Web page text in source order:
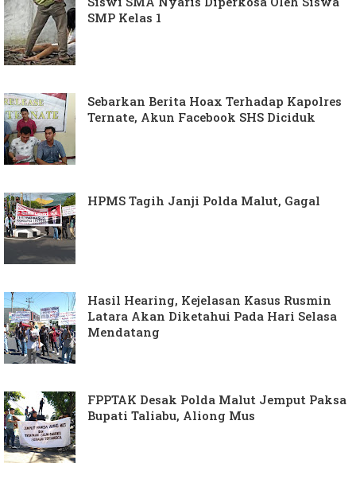
SMP Kelas 1
Sebarkan Berita Hoax Terhadap Kapolres
Ternate, Akun Facebook SHS Diciduk
HPMS Tagih Janji Polda Malut, Gagal
Hasil Hearing, Kejelasan Kasus Rusmin
Latara Akan Diketahui Pada Hari Selasa
Mendatang
FPPTAK Desak Polda Malut Jemput Paksa
Bupati Taliabu, Aliong Mus